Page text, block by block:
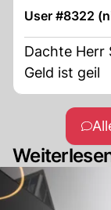
User #8322
Dachte Herr
Geld ist geil